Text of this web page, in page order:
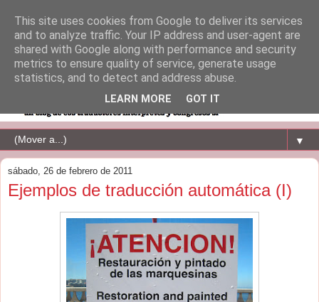
▼
sábado, 26 de febrero de 2011
Ejemplos de traducción automática (I)
This site uses cookies from Google to deliver its services
and to analyze traffic. Your IP address and user-agent are
shared with Google along with performance and security
metrics to ensure quality of service, generate usage
statistics, and to detect and address abuse.
LEARN MORE GOT IT